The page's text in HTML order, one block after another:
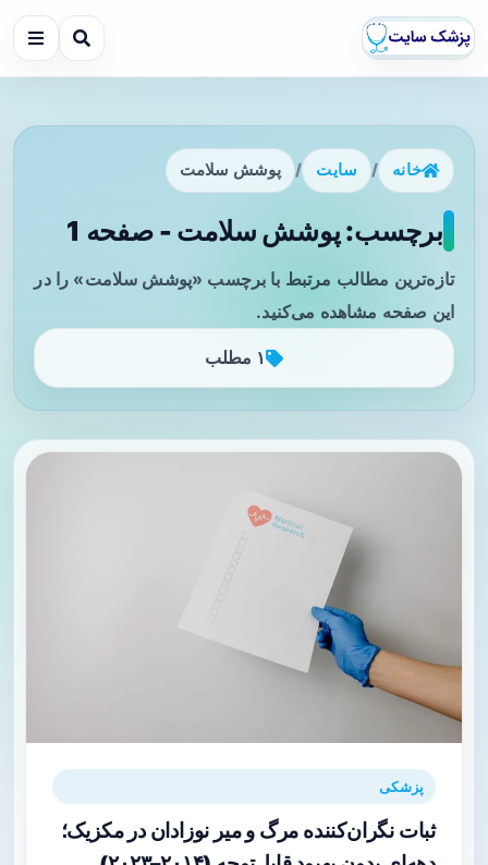
خانه / سایت / پوشش سلامت
برچسب: پوشش سلامت - صفحه 1
تازه‌ترین مطالب مرتبط با برچسب «پوشش سلامت» را در
این صفحه مشاهده می‌کنید.
۱ مطلب
پزشکی
ثبات نگران‌کننده مرگ و میر نوزادان در مکزیک؛